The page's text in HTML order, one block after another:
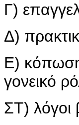
Γ)
Δ)
Ε)
γονεικό
ΣΤ) λόγοι